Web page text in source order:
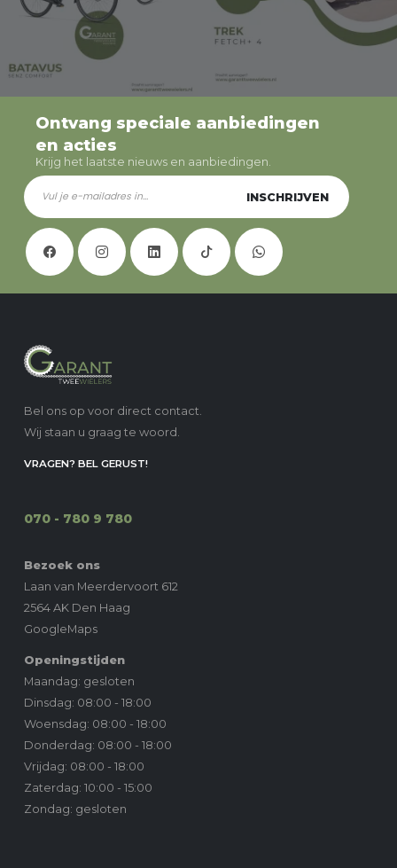
Ontvang speciale aanbiedingen
en acties
Krijg het laatste nieuws en aanbiedingen.
INSCHRIJVEN
Bel ons op voor direct contact.
Wij staan u graag te woord.
VRAGEN? BEL GERUST!
070 - 780 9 780
Bezoek ons
Laan van Meerdervoort 612
2564 AK Den Haag
GoogleMaps
Openingstijden
Maandag: gesloten
Dinsdag: 08:00 - 18:00
Woensdag: 08:00 - 18:00
Donderdag: 08:00 - 18:00
Vrijdag: 08:00 - 18:00
Zaterdag: 10:00 - 15:00
Zondag: gesloten